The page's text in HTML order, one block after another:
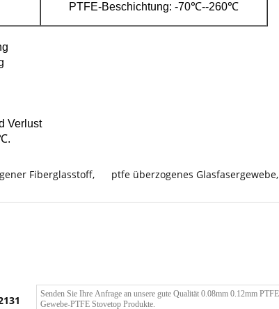
PTFE-Beschichtung: -70℃--260℃
Verlust
Fiberglasstoff, ptfe überzogenes Glasfasergewebe,